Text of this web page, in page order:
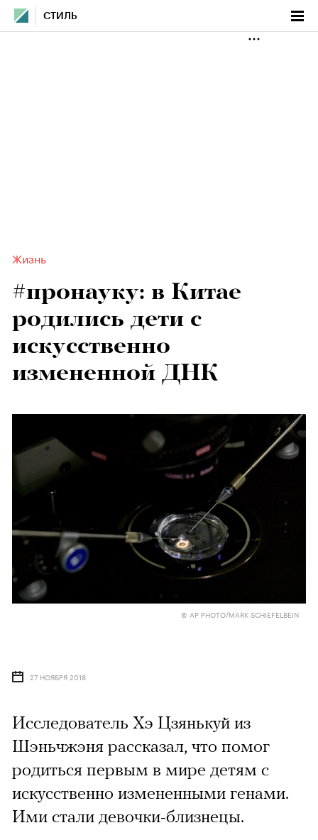
СТИЛЬ
Жизнь
#пронауку: в Китае
родились дети с
искусственно
измененной ДНК
© AP PHOTO/MARK SCHIEFELBEIN
27 НОЯБРЯ 2018
Исследователь Хэ Цзянькуй из
Шэньчжэня рассказал, что помог
родиться первым в мире детям с
искусственно измененными генами.
Ими стали девочки-близнецы.